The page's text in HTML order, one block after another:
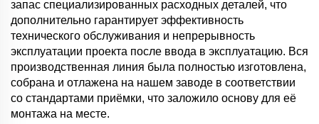
запас специализированных расходных деталей, что
дополнительно гарантирует эффективность
технического обслуживания и непрерывность
эксплуатации проекта после ввода в эксплуатацию. Вся
производственная линия была полностью изготовлена,
собрана и отлажена на нашем заводе в соответствии
со стандартами приёмки, что заложило основу для её
монтажа на месте.